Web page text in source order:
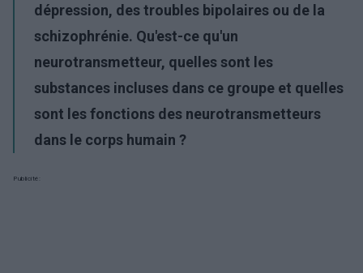
dépression, des troubles bipolaires ou de la
schizophrénie. Qu'est-ce qu'un
neurotransmetteur, quelles sont les
substances incluses dans ce groupe et quelles
sont les fonctions des neurotransmetteurs
dans le corps humain ?
Publicité: